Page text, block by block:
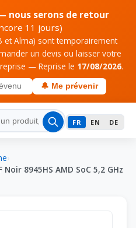
nous serons de retour
11 jours)
et Alma) sont temporairement
un devis ou laisser votre
— Reprise le 17/08/2026.
🔔 Me prévenir
FR EN DE
Noir 8945HS AMD SoC 5,2 GHz